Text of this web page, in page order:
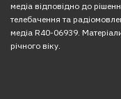
медіа відповідно до
телебачення та
медіа R40-06939.
річного віку.